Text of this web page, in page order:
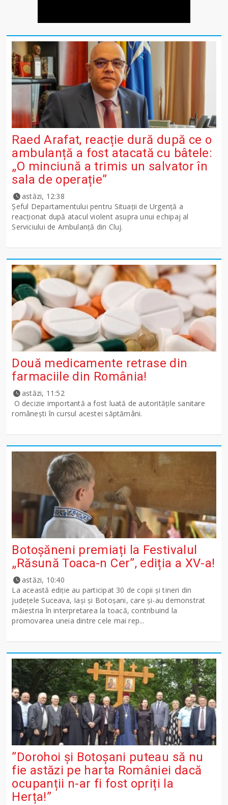
Raed Arafat, reacție dură după ce o
ambulanță a fost atacată cu bâtele:
„O minciună a trimis un salvator în
sala de operație”
astăzi, 12:38
Șeful Departamentului pentru Situații de Urgență a
reacționat după atacul violent asupra unui echipaj al
Serviciului de Ambulanță din Cluj.
Două medicamente retrase din
farmaciile din România!
astăzi, 11:52
O decizie importantă a fost luată de autoritățile sanitare
românești în cursul acestei săptămâni.
Botoșăneni premiați la Festivalul
„Răsună Toaca-n Cer”, ediția a XV-a!
astăzi, 10:40
La această ediție au participat 30 de copii și tineri din
județele Suceava, Iași și Botoșani, care și-au demonstrat
măiestria în interpretarea la toacă, contribuind la
promovarea uneia dintre cele mai rep...
”Dorohoi și Botoșani puteau să nu
fie astăzi pe harta României dacă
ocupanții n-ar fi fost opriți la
Herța!”